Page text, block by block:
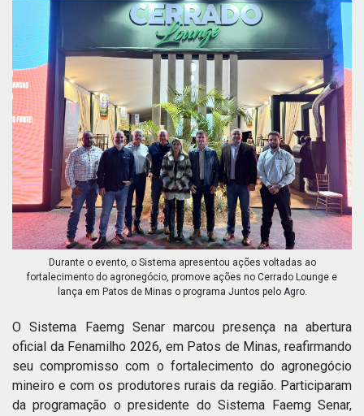
Durante o evento, o Sistema apresentou ações voltadas ao
fortalecimento do agronegócio, promove ações no Cerrado Lounge e
lança em Patos de Minas o programa Juntos pelo Agro.
O Sistema Faemg Senar marcou presença na abertura
oficial da Fenamilho 2026, em Patos de Minas, reafirmando
seu compromisso com o fortalecimento do agronegócio
mineiro e com os produtores rurais da região. Participaram
da programação o presidente do Sistema Faemg Senar,